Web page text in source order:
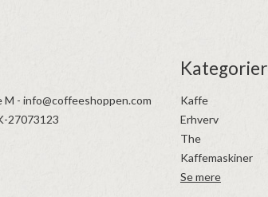
- info@coffeeshoppen.com
27073123
Kategorier
Kaffe
Erhverv
The
Kaffemaskiner
Se mere